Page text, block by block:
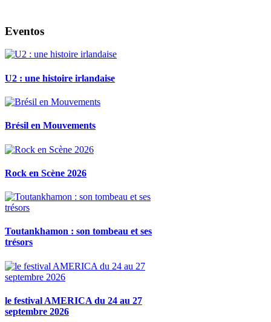
Eventos
U2 : une histoire irlandaise
Brésil en Mouvements
Rock en Scène 2026
Toutankhamon : son tombeau et ses
trésors
le festival AMERICA du 24 au 27
septembre 2026